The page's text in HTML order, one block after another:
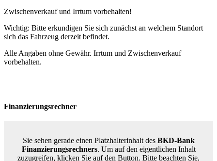
Zwischenverkauf und Irrtum vorbehalten!
Wichtig: Bitte erkundigen Sie sich zunächst an welchem Standort
sich das Fahrzeug derzeit befindet.
Alle Angaben ohne Gewähr. Irrtum und Zwischenverkauf
vorbehalten.
Finanzierungsrechner
Sie sehen gerade einen Platzhalterinhalt des BKD-Bank
Finanzierungsrechners. Um auf den eigentlichen Inhalt
zuzugreifen, klicken Sie auf den Button. Bitte beachten Sie,